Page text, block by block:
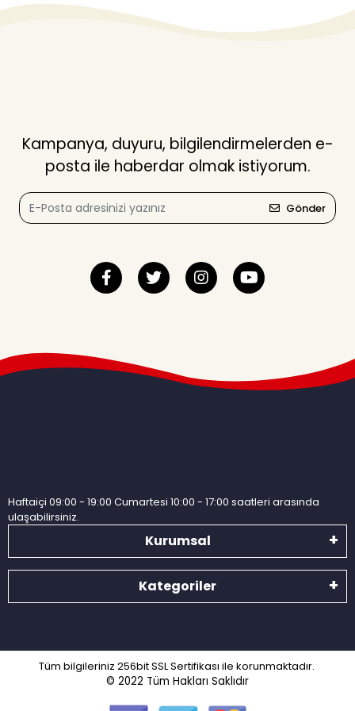
Kampanya, duyuru, bilgilendirmelerden e-
posta ile haberdar olmak istiyorum.
Gönder
Haftaiçi 09:00 - 19:00 Cumartesi 10:00 - 17:00 saatleri arasında
ulaşabilirsiniz.
Kurumsal
Kategoriler
Tüm bilgileriniz 256bit SSL Sertifikası ile korunmaktadır.
© 2022 Tüm Hakları Saklıdır